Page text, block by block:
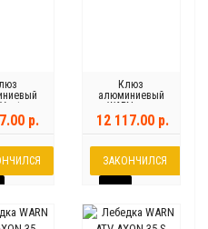
р.
Клюз
алюминиевый
WARN для
автомобильных
лебедок
12 117.00 р.
ЗАКОНЧИЛСЯ